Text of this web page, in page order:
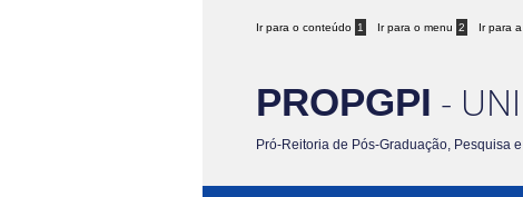
Ir para o conteúdo 1 Ir para o menu 2 Ir para
PROPGPI -
Pró-Reitoria de Pós-Graduação, Pesquisa